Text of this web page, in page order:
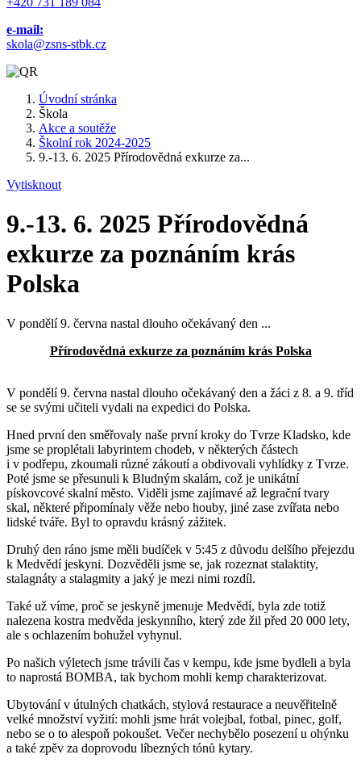
e-mail:
skola@zsns-stbk.cz
Úvodní stránka
Škola
Akce a soutěže
Školní rok 2024-2025
9.-13. 6. 2025 Přírodovědná exkurze za...
Vytisknout
9.-13. 6. 2025 Přírodovědná
exkurze za poznáním krás
Polska
V pondělí 9. června nastal dlouho očekávaný den ...
Přírodovědná exkurze za poznáním krás Polska
V pondělí 9. června nastal dlouho očekávaný den a žáci z 8. a 9. tříd
se se svými učiteli vydali na expedici do Polska.
Hned první den směřovaly naše první kroky do Tvrze Kladsko, kde
jsme se proplétali labyrintem chodeb, v některých částech
i v podřepu, zkoumali různé zákoutí a obdivovali vyhlídky z Tvrze.
Poté jsme se přesunuli k Bludným skalám, což je unikátní
pískovcové skalní město. Viděli jsme zajímavé až legrační tvary
skal, některé připomínaly věže nebo houby, jiné zase zvířata nebo
lidské tváře. Byl to opravdu krásný zážitek.
Druhý den ráno jsme měli budíček v 5:45 z důvodu delšího přejezdu
k Medvědí jeskyni. Dozvěděli jsme se, jak rozeznat stalaktity,
stalagnáty a stalagmity a jaký je mezi nimi rozdíl.
Také už víme, proč se jeskyně jmenuje Medvědí, byla zde totiž
nalezena kostra medvěda jeskynního, který zde žil před 20 000 lety,
ale s ochlazením bohužel vyhynul.
Po našich výletech jsme trávili čas v kempu, kde jsme bydleli a byla
to naprostá BOMBA, tak bychom mohli kemp charakterizovat.
Ubytování v útulných chatkách, stylová restaurace a neuvěřitelně
velké množství vyžití: mohli jsme hrát volejbal, fotbal, pinec, golf,
nebo se o to alespoň pokoušet. Večer nechybělo posezení u ohýnku
a také zpěv za doprovodu líbezných tónů kytary.